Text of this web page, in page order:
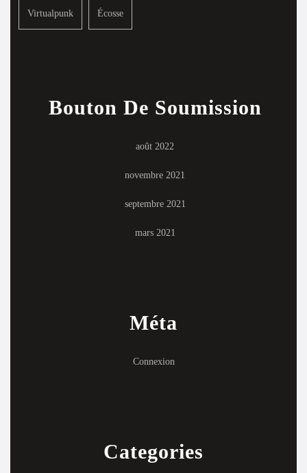
Virtualpunk Écosse
Bouton De Soumission
août 2022
novembre 2021
septembre 2021
mars 2021
Méta
Connexion
Categories